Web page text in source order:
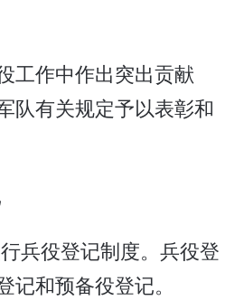
工作中作出突出贡献
队有关规定予以表彰和
兵役登记制度。兵役登
记和预备役登记。